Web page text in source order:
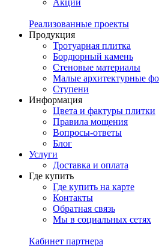
Акции
Реализованные проекты
Продукция
Тротуарная плитка
Бордюрный камень
Стеновые материалы
Малые архитектурные
Ступени
Информация
Цвета и фактуры плитки
Правила мощения
Вопросы-ответы
Блог
Услуги
Доставка и оплата
Где купить
Где купить на карте
Контакты
Обратная связь
Мы в социальных сетях
Кабинет партнера